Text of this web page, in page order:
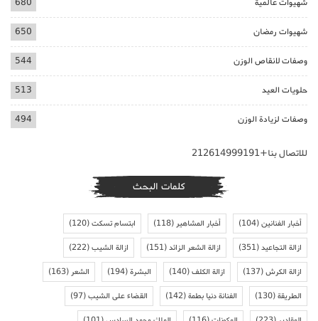
شهيوات رمضان 650
وصفات لانقاص الوزن 544
حلويات العيد 513
وصفات لزيادة الوزن 494
للاتصال بنا+212614999191
كلمات البحث
أخبار الفنانين(104) أخبار المشاهير(118) ابتسام تسكت(120)
ازالة التجاعيد(351) ازالة الشعر الزائد(151) ازالة الشيب(222)
ازالة الكرش(137) ازالة الكلف(140) البشرة(194) الشعر(163)
الطريقة(130) الفنانة دنيا بطمة(142) القضاء على الشيب(97)